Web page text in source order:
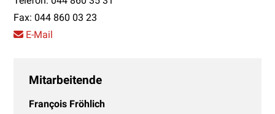
Fax:044 860 03 23
E-Mail
Mitarbeitende
François Fröhlich